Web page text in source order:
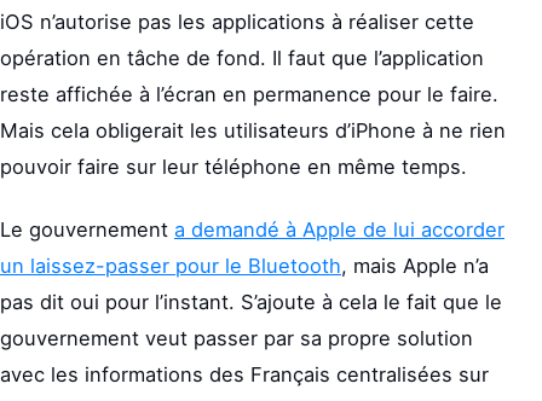
iOS n’autorise pas les applications à réaliser cette
opération en tâche de fond. Il faut que l’application
reste affichée à l’écran en permanence pour le faire.
Mais cela obligerait les utilisateurs d’iPhone à ne rien
pouvoir faire sur leur téléphone en même temps.
Le gouvernement a demandé à Apple de lui accorder
un laissez-passer pour le Bluetooth, mais Apple n’a
pas dit oui pour l’instant. S’ajoute à cela le fait que le
gouvernement veut passer par sa propre solution
avec les informations des Français centralisées sur